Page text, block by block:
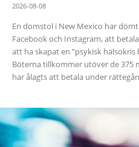
2026-08-08
En domstol i New Mexico har
Facebook och Instagram, att
att ha skapat en ”psykisk
Böterna tillkommer utöver de 375
har ålagts att betala under